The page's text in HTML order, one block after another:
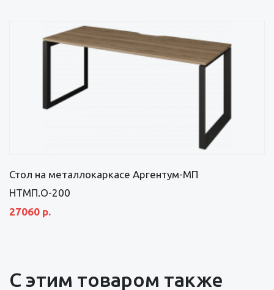
Стол на металлокаркасе Аргентум-МП
НТМП.О-200
27060 р.
С этим товаром также